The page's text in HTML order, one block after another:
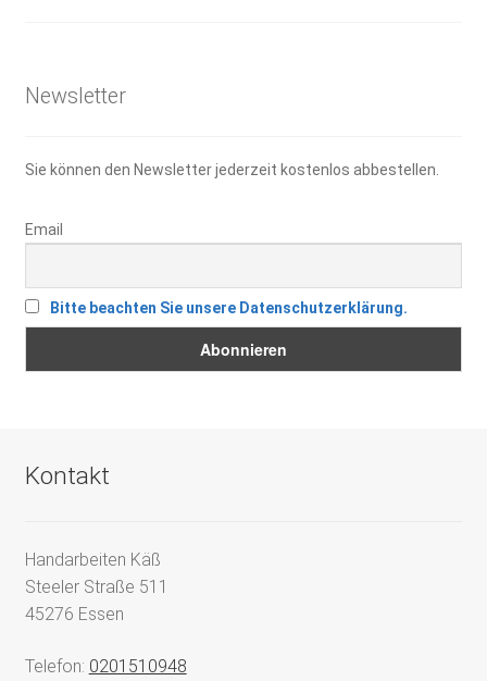
Newsletter
Sie können den Newsletter jederzeit kostenlos abbestellen.
Email
Bitte beachten Sie unsere Datenschutzerklärung.
Kontakt
Handarbeiten Käß
Steeler Straße 511
45276 Essen
Telefon: 0201510948